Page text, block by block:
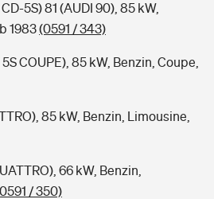
5S) 81 (AUDI 90), 85 kW,
1983(0591 / 343)
COUPE), 85 kW, Benzin, Coupe,
85 kW, Benzin, Limousine,
66 kW, Benzin,
/ 350)